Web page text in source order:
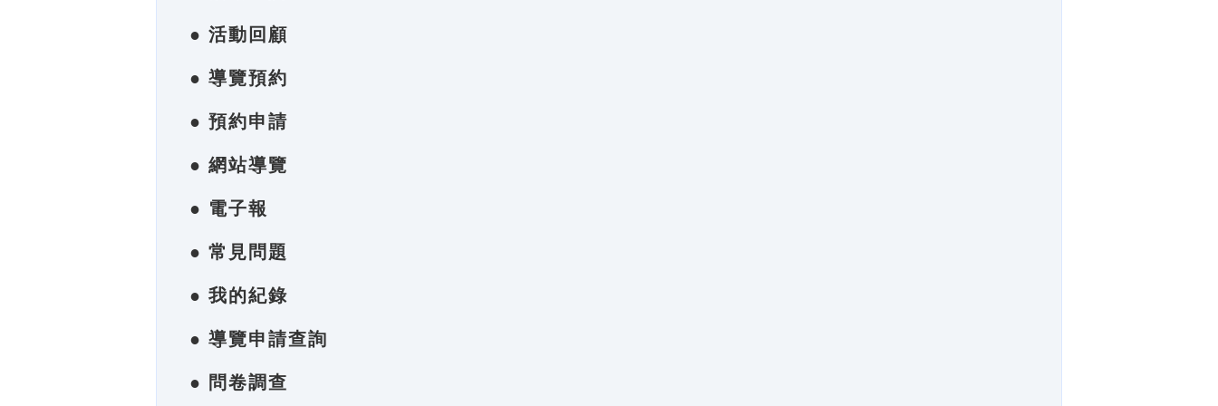
● 活動回顧
● 導覽預約
● 預約申請
● 網站導覽
● 電子報
● 常見問題
● 我的紀錄
● 導覽申請查詢
● 問卷調查